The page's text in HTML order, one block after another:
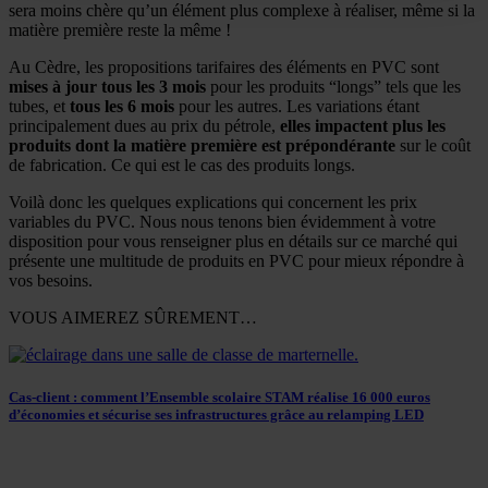
sera moins chère qu’un élément plus complexe à réaliser, même si la
matière première reste la même !
Au Cèdre, les propositions tarifaires des éléments en PVC sont
mises à jour tous les 3 mois pour les produits “longs” tels que les
tubes, et tous les 6 mois pour les autres. Les variations étant
principalement dues au prix du pétrole, elles impactent plus les
produits dont la matière première est prépondérante sur le coût
de fabrication. Ce qui est le cas des produits longs.
Voilà donc les quelques explications qui concernent les prix
variables du PVC. Nous nous tenons bien évidemment à votre
disposition pour vous renseigner plus en détails sur ce marché qui
présente une multitude de produits en PVC pour mieux répondre à
vos besoins.
VOUS AIMEREZ SÛREMENT…
Cas-client : comment l’Ensemble scolaire STAM réalise 16 000 euros
d’économies et sécurise ses infrastructures grâce au relamping LED